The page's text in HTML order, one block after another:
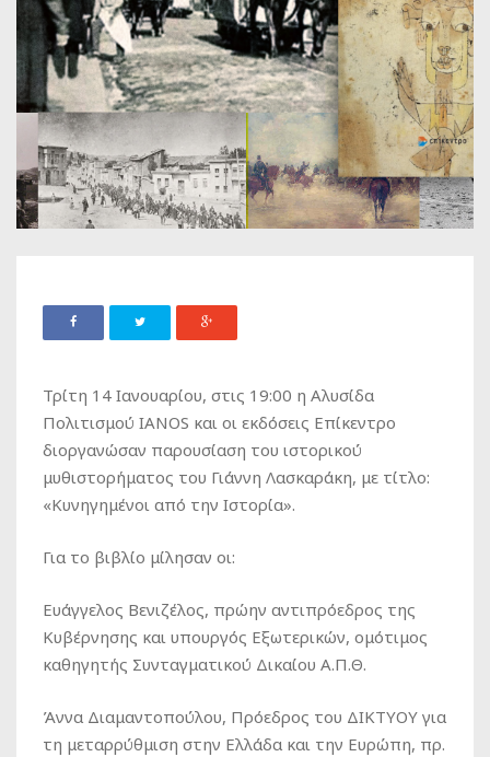
Τρίτη 14 Ιανουαρίου, στις 19:00 η Αλυσίδα
Πολιτισμού IANOS και οι εκδόσεις Επίκεντρο
διοργανώσαν παρουσίαση του ιστορικού
μυθιστορήματος του Γιάννη Λασκαράκη, με τίτλο:
«Κυνηγημένοι από την Ιστορία».
Για το βιβλίο μίλησαν οι:
Ευάγγελος Βενιζέλος, πρώην αντιπρόεδρος της
Κυβέρνησης και υπουργός Εξωτερικών, ομότιμος
καθηγητής Συνταγματικού Δικαίου Α.Π.Θ.
Άννα Διαμαντοπούλου, Πρόεδρος του ΔΙΚΤΥΟΥ για
τη μεταρρύθμιση στην Ελλάδα και την Ευρώπη, πρ.